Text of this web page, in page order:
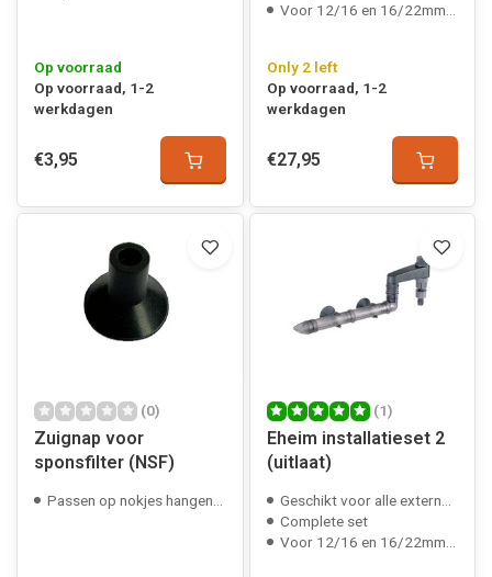
Op voorraad
Op voorraad, 1-2
werkdagen
€3,95
Voor 12/16 en 16/22mm slang
Only 2 left
Op voorraad, 1-2
werkdagen
€27,95
(0)
Zuignap voor
sponsfilter (NSF)
Passen op nokjes hangende sponsfilters
(1)
Eheim installatieset 2
(uitlaat)
Geschikt voor alle externe filters
Complete set
Voor 12/16 en 16/22mm slang